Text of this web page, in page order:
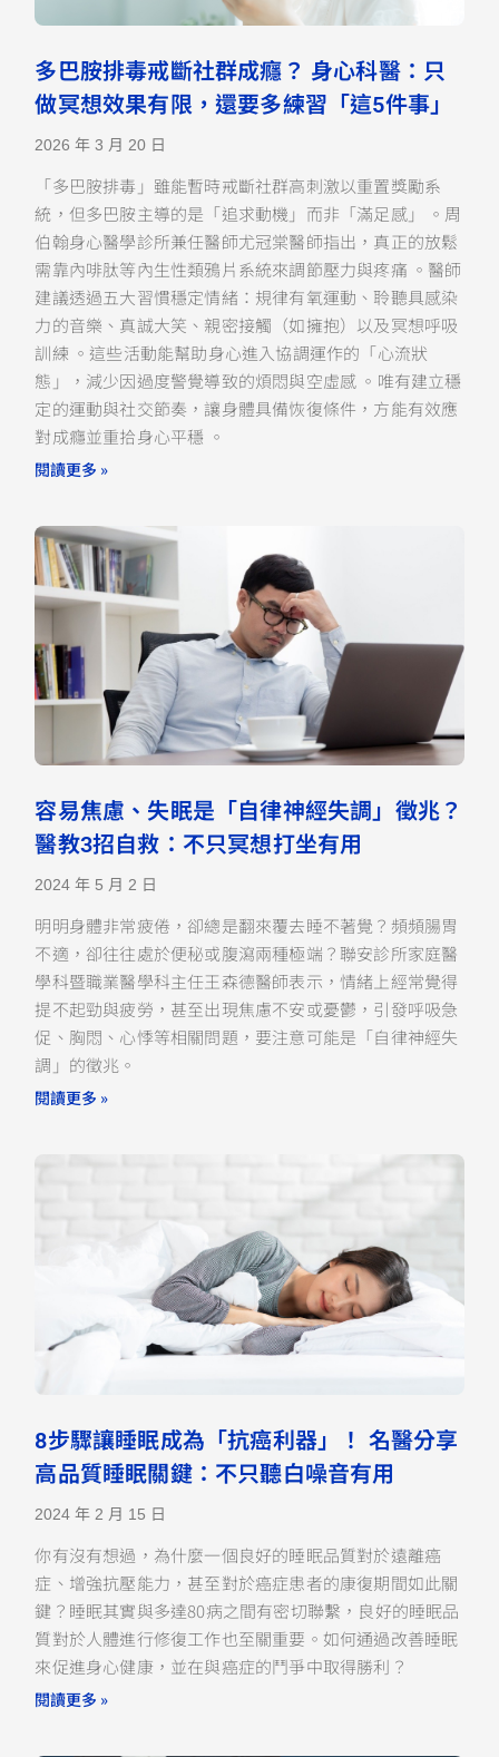
多巴胺排毒戒斷社群成癮？ 身心科醫：只
做冥想效果有限，還要多練習「這5件事」
2026 年 3 月 20 日
「多巴胺排毒」雖能暫時戒斷社群高刺激以重置獎勵系
統，但多巴胺主導的是「追求動機」而非「滿足感」 。周
伯翰身心醫學診所兼任醫師尤冠棠醫師指出，真正的放鬆
需靠內啡肽等內生性類鴉片系統來調節壓力與疼痛 。醫師
建議透過五大習慣穩定情緒：規律有氧運動、聆聽具感染
力的音樂、真誠大笑、親密接觸（如擁抱）以及冥想呼吸
訓練 。這些活動能幫助身心進入協調運作的「心流狀
態」，減少因過度警覺導致的煩悶與空虛感 。唯有建立穩
定的運動與社交節奏，讓身體具備恢復條件，方能有效應
對成癮並重拾身心平穩 。
閱讀更多 »
容易焦慮、失眠是「自律神經失調」徵兆？
醫教3招自救：不只冥想打坐有用
2024 年 5 月 2 日
明明身體非常疲倦，卻總是翻來覆去睡不著覺？頻頻腸胃
不適，卻往往處於便秘或腹瀉兩種極端？聯安診所家庭醫
學科暨職業醫學科主任王森德醫師表示，情緒上經常覺得
提不起勁與疲勞，甚至出現焦慮不安或憂鬱，引發呼吸急
促、胸悶、心悸等相關問題，要注意可能是「自律神經失
調」的徵兆。
閱讀更多 »
8步驟讓睡眠成為「抗癌利器」！ 名醫分享
高品質睡眠關鍵：不只聽白噪音有用
2024 年 2 月 15 日
你有沒有想過，為什麼一個良好的睡眠品質對於遠離癌
症、增強抗壓能力，甚至對於癌症患者的康復期間如此關
鍵？睡眠其實與多達80病之間有密切聯繫，良好的睡眠品
質對於人體進行修復工作也至關重要。如何通過改善睡眠
來促進身心健康，並在與癌症的鬥爭中取得勝利？
閱讀更多 »